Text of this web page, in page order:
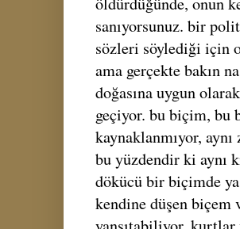
sanıyorsunuz. bir
sözleri söylediği için
ama gerçekte bakın
doğasına uygun
geçiyor. bu biçim, bu
kaynaklanmıyor,
bu yüzdendir ki aynı
dökücü bir biçimde
kendine düşen biçem